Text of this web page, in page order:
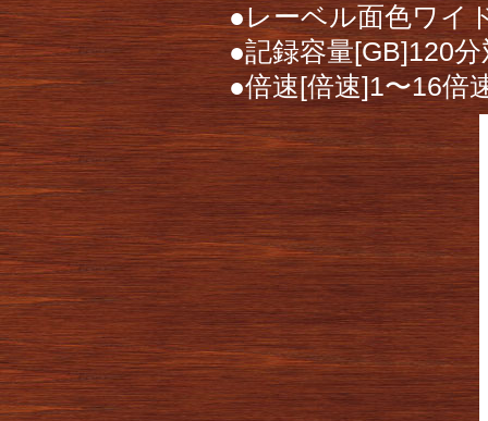
●レーベル面色ワ
●記録容量[GB]120分
●倍速[倍速]1〜16倍